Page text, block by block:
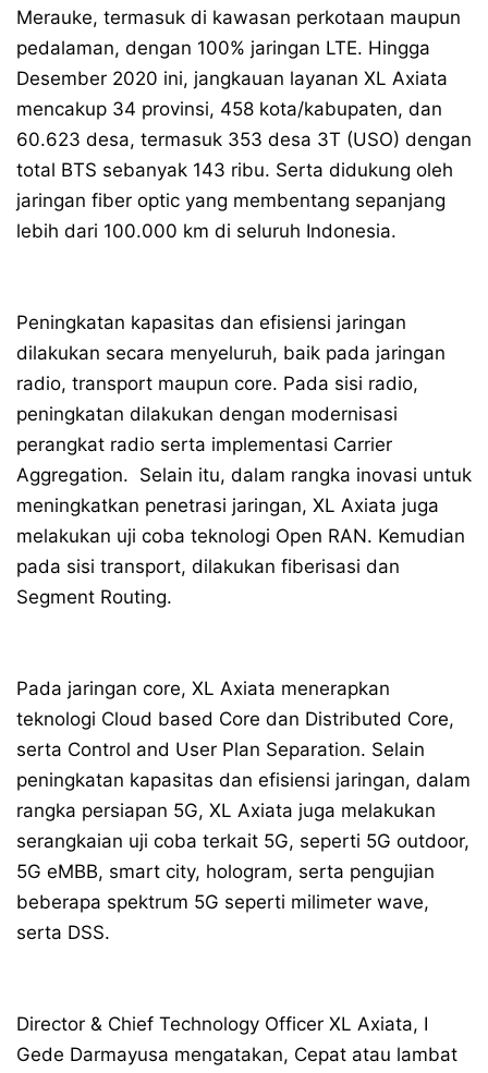
Merauke, termasuk di kawasan perkotaan maupun
pedalaman, dengan 100% jaringan LTE. Hingga
Desember 2020 ini, jangkauan layanan XL Axiata
mencakup 34 provinsi, 458 kota/kabupaten, dan
60.623 desa, termasuk 353 desa 3T (USO) dengan
total BTS sebanyak 143 ribu. Serta didukung oleh
jaringan fiber optic yang membentang sepanjang
lebih dari 100.000 km di seluruh Indonesia.
Peningkatan kapasitas dan efisiensi jaringan
dilakukan secara menyeluruh, baik pada jaringan
radio, transport maupun core. Pada sisi radio,
peningkatan dilakukan dengan modernisasi
perangkat radio serta implementasi Carrier
Aggregation. Selain itu, dalam rangka inovasi untuk
meningkatkan penetrasi jaringan, XL Axiata juga
melakukan uji coba teknologi Open RAN. Kemudian
pada sisi transport, dilakukan fiberisasi dan
Segment Routing.
Pada jaringan core, XL Axiata menerapkan
teknologi Cloud based Core dan Distributed Core,
serta Control and User Plan Separation. Selain
peningkatan kapasitas dan efisiensi jaringan, dalam
rangka persiapan 5G, XL Axiata juga melakukan
serangkaian uji coba terkait 5G, seperti 5G outdoor,
5G eMBB, smart city, hologram, serta pengujian
beberapa spektrum 5G seperti milimeter wave,
serta DSS.
Director & Chief Technology Officer XL Axiata, I
Gede Darmayusa mengatakan, Cepat atau lambat